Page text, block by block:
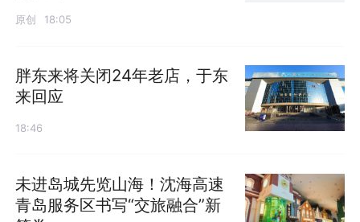
发布
原创 18:05
胖东来将关闭24年老店，于东
来回应
18:46
未进岛城先览山海！沈海高速
青岛服务区书写“交旅融合”新